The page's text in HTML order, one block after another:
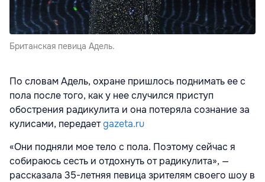
Британская певица Адель.
По словам Адель, охране пришлось поднимать ее с
пола после того, как у нее случился приступ
обострения радикулита и она потеряла сознание за
кулисами, передаетgazeta.ru
«Они подняли мое тело с пола. Поэтому сейчас я
собираюсь сесть и отдохнуть от радикулита», —
рассказала 35-летняя певица зрителям своего шоу в